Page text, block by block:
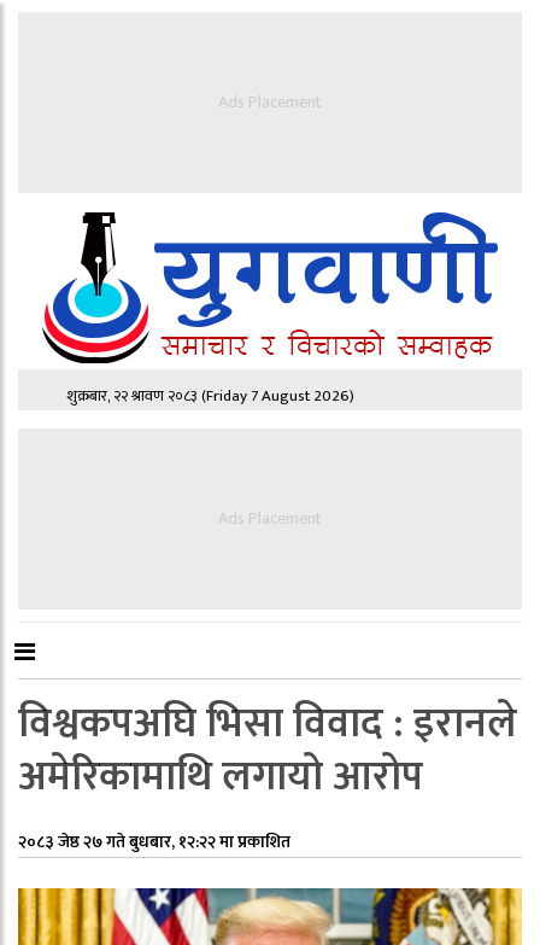
Ads Placement
शुक्रबार, २२ श्रावण २०८३(Friday 7 August 2026)
Ads Placement
विश्वकपअघि भिसा विवाद : इरानले
अमेरिकामाथि लगायो आरोप
२०८३ जेष्ठ २७ गते बुधबार, १२:२२ मा प्रकाशित